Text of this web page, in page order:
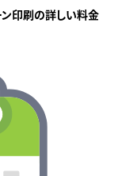
印刷の詳しい料金